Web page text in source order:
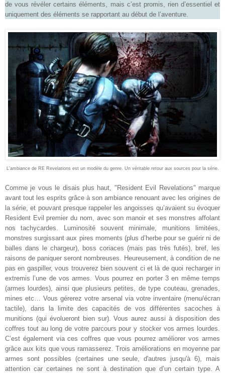
de vous révéler certains éléments, mais c’est promis, rien d’essentiel et
uniquement des éléments se rapportant au début de l’aventure.
L'ambiance de RE Revelations est un modèle du genre. Un véritable retour aux sources pour la série.
Comme je vous le disais plus haut, "Resident Evil Revelations" marque
avant tout les esprits grâce à son ambiance renouant avec les origines de
la série, et pouvant presque rappeler les angoisses qu’avaient su évoquer
Resident Evil premier du nom, avec son manoir et ses monstres affolant
nos tachycardes. Luminosité souvent minimale, munitions limitées,
monstres surgissant aux pires moments (plus d’herbe pour se guérir ni de
balles dans le chargeur), boss coriaces (mais pas très futés), bref, les
raisons de paniquer seront nombreuses. Heureusement, à condition de ne
pas en gaspiller, vous trouverez bien souvent ci et là de quoi recharger in
extremis l’une de vos armes. Vous pourrez en porter 3 en même temps
(armes lourdes), ainsi que plusieurs petites, de type couteau, grenades,
mines etc… Vous gérerez votre arsenal via votre inventaire (menu/écran
tactile), dans la limite des capacités de vos différentes sacoches à
munitions (qui évolueront bien sur). Vous aurez aussi à disposition des
coffres tout au long de votre parcours pour y stocker vos armes lourdes.
C’est également via ces coffres que vous pourrez améliorer vos armes
grâce aux kits que vous ramasserez. Trois améliorations en moyenne par
armes sont possibles (certaines une seule, d'autres jusqu'à 6), mais
attention car certaines ne sont à destination que d’un certain type. A